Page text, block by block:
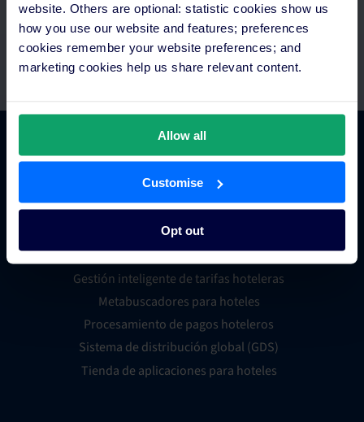
website. Others are optional: statistic cookies show us
how you use our website and features; preferences
cookies remember your website preferences; and
marketing cookies help us share relevant content.
Allow all
Customise
Opt out
Comercio hotelero
Gestor de canales para hoteles
Motor de reservas para hoteles
Creador de sitios web para hoteles
Gestión inteligente de tarifas hoteleras
Metabuscadores para hoteles
Procesamiento de pagos hoteleros
Sistema de distribución global (GDS)
Tienda de aplicaciones para hoteles